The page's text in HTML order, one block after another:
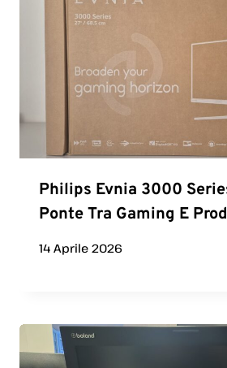
Philips Evnia 3000
Ponte Tra Gaming E
14 Aprile 2026